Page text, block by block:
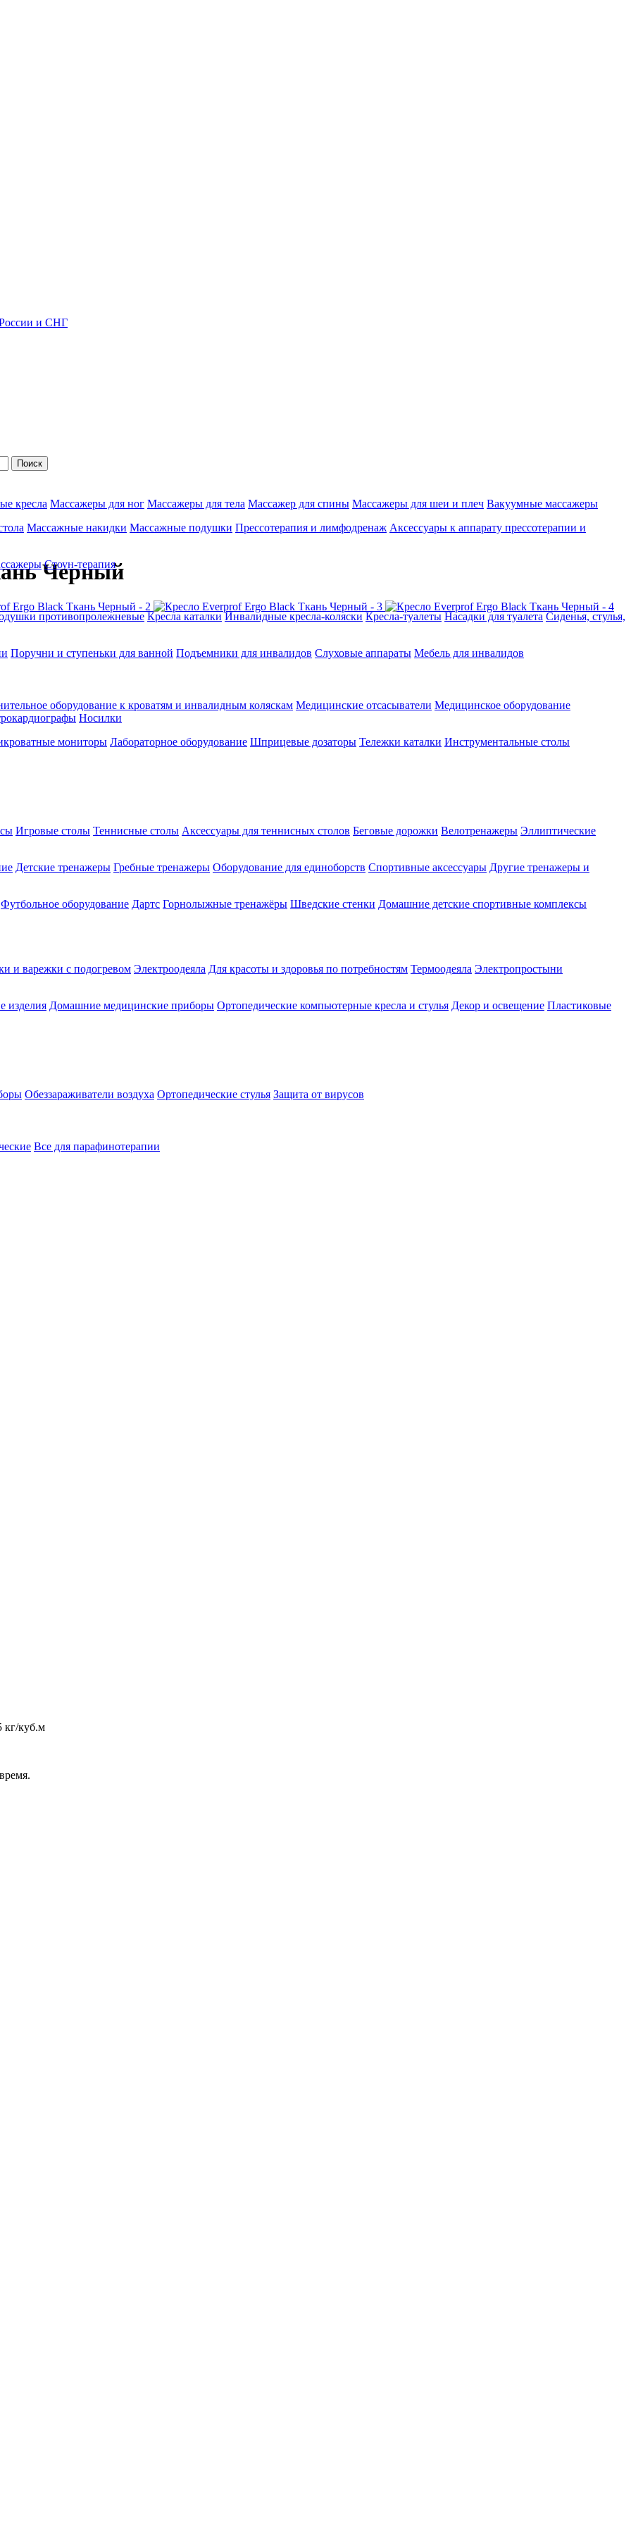
России и СНГ
кресла Массажеры для ног Массажеры для тела Массажер для спины Массажеры для шеи и плеч Вакуумные массажеры
Массажные накидки Массажные подушки Прессотерапия и лимфодренаж Аксессуары к аппарату прессотерапии и
Стоун-терапия
противопролежневые Кресла каталки Инвалидные кресла-коляски Кресла-туалеты Насадки для туалета Сиденья, стулья,
Поручни и ступеньки для ванной Подъемники для инвалидов Слуховые аппараты Мебель для инвалидов
оборудование к кроватям и инвалидным коляскам Медицинские отсасыватели Медицинское оборудование
Носилки
мониторы Лабораторное оборудование Шприцевые дозаторы Тележки каталки Инструментальные столы
Игровые столы Теннисные столы Аксессуары для теннисных столов Беговые дорожки Велотренажеры Эллиптические
Детские тренажеры Гребные тренажеры Оборудование для единоборств Спортивные аксессуары Другие тренажеры и
Футбольное оборудование Дартс Горнолыжные тренажёры Шведские стенки Домашние детские спортивные комплексы
и варежки с подогревом Электроодеяла Для красоты и здоровья по потребностям Термоодеяла Электропростыни
изделия Домашние медицинские приборы Ортопедические компьютерные кресла и стулья Декор и освещение Пластиковые
Обеззараживатели воздуха Ортопедические стулья Защита от вирусов
Все для парафинотерапии
Поиск
Черный
кг/куб.м